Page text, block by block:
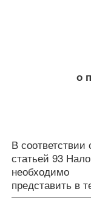
о
В соответствии
статьей 93
необходимо
представить в